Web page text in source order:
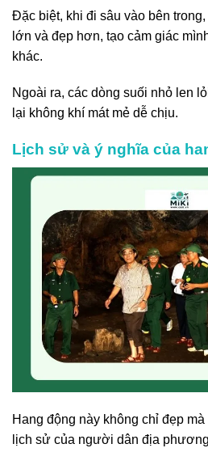
Đặc biệt, khi đi sâu vào bên
lớn và đẹp hơn, tạo cảm giác
khác.
Ngoài ra, các dòng suối nhỏ len
lại không khí mát mẻ dễ chịu.
Lịch sử và ý nghĩa của
Hang động này không chỉ đẹp
lịch sử của người dân địa